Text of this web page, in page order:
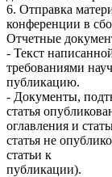
6. Отправка
конференции в
Отчетные
- Текст
требованиями
публикацию.
- Документы,
статья
оглавления и
статья не
статьи к
публикации).